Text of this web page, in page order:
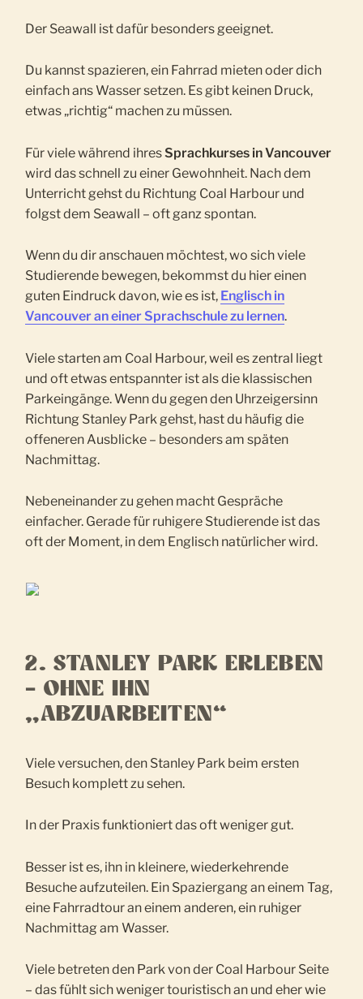
Der Seawall ist dafür besonders geeignet.
Du kannst spazieren, ein Fahrrad mieten oder dich
einfach ans Wasser setzen. Es gibt keinen Druck,
etwas „richtig“ machen zu müssen.
Für viele während ihresSprachkurses in Vancouver
wird das schnell zu einer Gewohnheit. Nach dem
Unterricht gehst du Richtung Coal Harbour und
folgst dem Seawall – oft ganz spontan.
Wenn du dir anschauen möchtest, wo sich viele
Studierende bewegen, bekommst du hier einen
guten Eindruck davon, wie es ist, Englisch in
Vancouver an einer Sprachschule zu lernen.
Viele starten am Coal Harbour, weil es zentral liegt
und oft etwas entspannter ist als die klassischen
Parkeingänge. Wenn du gegen den Uhrzeigersinn
Richtung Stanley Park gehst, hast du häufig die
offeneren Ausblicke – besonders am späten
Nachmittag.
Nebeneinander zu gehen macht Gespräche
einfacher. Gerade für ruhigere Studierende ist das
oft der Moment, in dem Englisch natürlicher wird.
2. STANLEY PARK ERLEBEN
– OHNE IHN
„ABZUARBEITEN“
Viele versuchen, den Stanley Park beim ersten
Besuch komplett zu sehen.
In der Praxis funktioniert das oft weniger gut.
Besser ist es, ihn in kleinere, wiederkehrende
Besuche aufzuteilen. Ein Spaziergang an einem Tag,
eine Fahrradtour an einem anderen, ein ruhiger
Nachmittag am Wasser.
Viele betreten den Park von der Coal Harbour Seite
– das fühlt sich weniger touristisch an und eher wie